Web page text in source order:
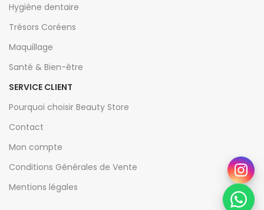
Hygiène dentaire
Trésors Coréens
Maquillage
Santé & Bien-être
SERVICE CLIENT
Pourquoi choisir Beauty Store
Contact
Mon compte
Conditions Générales de Vente
Mentions légales